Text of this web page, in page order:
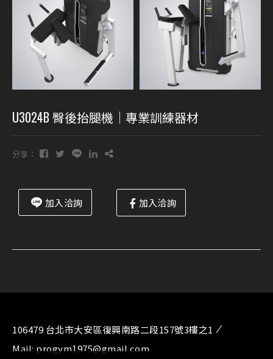
U3024B 臀後抬腿機｜專業訓練器材
分享：
加入洽詢 加入洽詢
106479 台北市大安區復興南路二段157號3樓之1
Mail: progym1975@gmail.com